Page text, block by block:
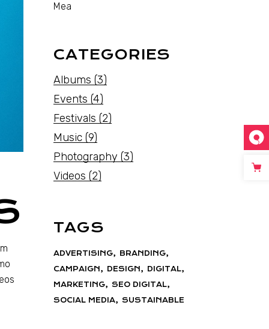
Mea
CATEGORIES
Albums (3)
Events (4)
Festivals (2)
Music(9)
Photography (3)
Videos (2)
TAGS
ADVERTISING
BRANDING
CAMPAIGN
DESIGN
DIGITAL
MARKETING
SEO DIGITAL
SOCIAL MEDIA
SUSTAINABLE